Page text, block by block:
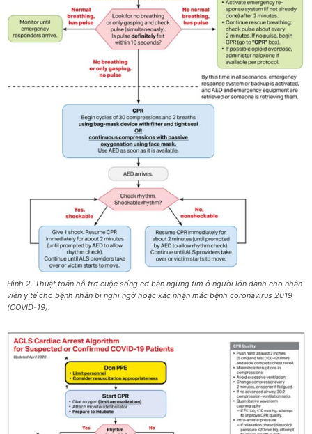
Hình 2. Thuật toán hỗ trợ cuộc sống cơ bản ngừng tim ở người lớn dành cho nhân
viên y tế cho bệnh nhân bị nghi ngờ hoặc xác nhận mắc bệnh coronavirus 2019
(COVID-19).